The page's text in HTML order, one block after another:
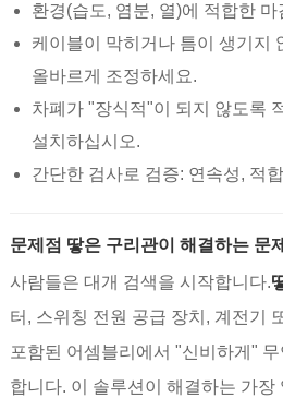
환경(습도, 염분, 열)에 적합한
케이블이 막히거나 틈이 생기지
올바르게 조정하세요.
차폐가 "장식적"이 되지 않도록
설치하십시오.
간단한 검사로 검증: 연속성, 적
문제점 땋은 구리관이 해결하는 문제
사람들은 대개 검색을 시작합니다.
터, 스위칭 전원 공급 장치, 계전기
포함된 어셈블리에서 "신비하게"
합니다. 이 솔루션이 해결하는 가장